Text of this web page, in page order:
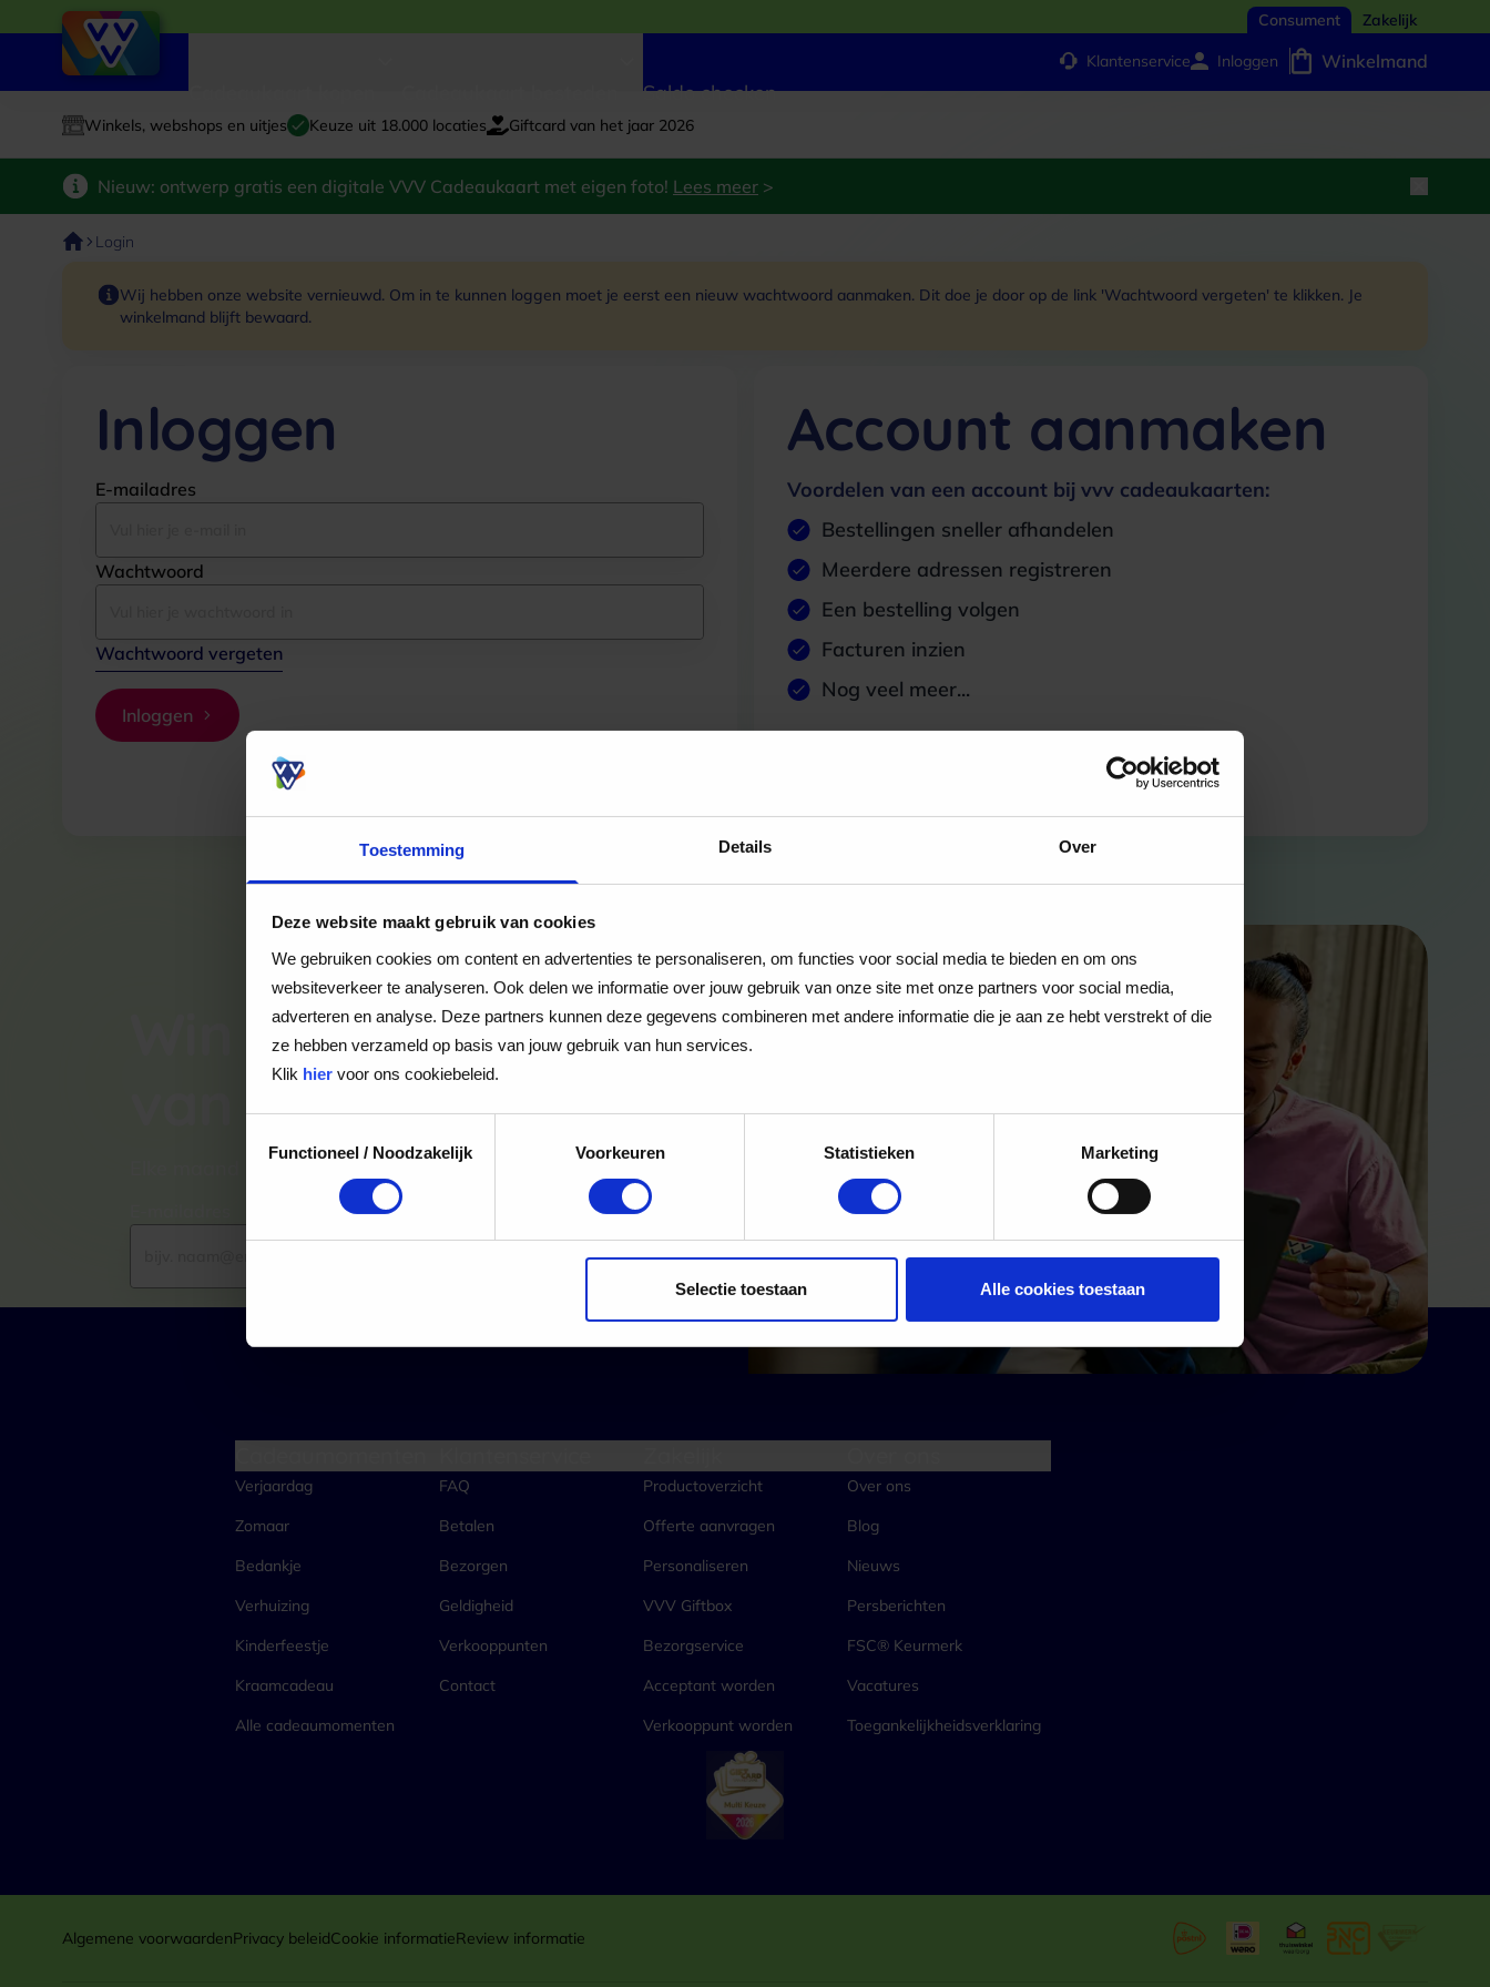
Toestemming Details Over
Deze website maakt gebruik van cookies
We gebruiken cookies om content en advertenties te personaliseren, om functies voor social media te bieden en om ons
websiteverkeer te analyseren. Ook delen we informatie over jouw gebruik van onze site met onze partners voor social media,
adverteren en analyse. Deze partners kunnen deze gegevens combineren met andere informatie die je aan ze hebt verstrekt of die
ze hebben verzameld op basis van jouw gebruik van hun services.
Klik hiervoor ons cookiebeleid.
Functioneel / Noodzakelijk
Voorkeuren Statistieken Marketing
Selectie toestaan Alle cookies toestaan
Consument Zakelijk
Saldo checken
Klantenservice Inloggen Winkelmand
Winkels, webshops en uitjes Keuze uit 18.000 locaties Giftcard van het jaar 2026
Nieuw: ontwerp gratis een digitale VVV Cadeaukaart met eigen foto! Lees meer >
Login
Wij hebben onze website vernieuwd. Om in te kunnen loggen moet je eerst een nieuw wachtwoord aanmaken. Dit doe je door op de link 'Wachtwoord vergeten' te klikken. Je
winkelmand blijft bewaard.
Inloggen
E-mailadres
Wachtwoord
Wachtwoord vergeten
Inloggen
Account aanmaken
Voordelen van een account bij vvv cadeaukaarten:
Bestellingen sneller afhandelen
Meerdere adressen registreren
Een bestelling volgen
Facturen inzien
Nog veel meer...
Win een VVV Cadeaukaart
van €100,-
Elke maand kiezen wij een winnaar uit alle nieuwe aanmeldingen voor de nieuwsbrief
Aanmelden
Verjaardag
Zomaar
Bedankje
Verhuizing
Kinderfeestje
Kraamcadeau
Alle cadeaumomenten
FAQ
Betalen
Bezorgen
Geldigheid
Verkooppunten
Contact
Productoverzicht
Offerte aanvragen
Personaliseren
VVV Giftbox
Bezorgservice
Acceptant worden
Verkooppunt worden
Over ons
Blog
Nieuws
Persberichten
FSC® Keurmerk
Vacatures
Toegankelijkheidsverklaring
Algemene voorwaardenPrivacy beleidCookie informatieReview informatie